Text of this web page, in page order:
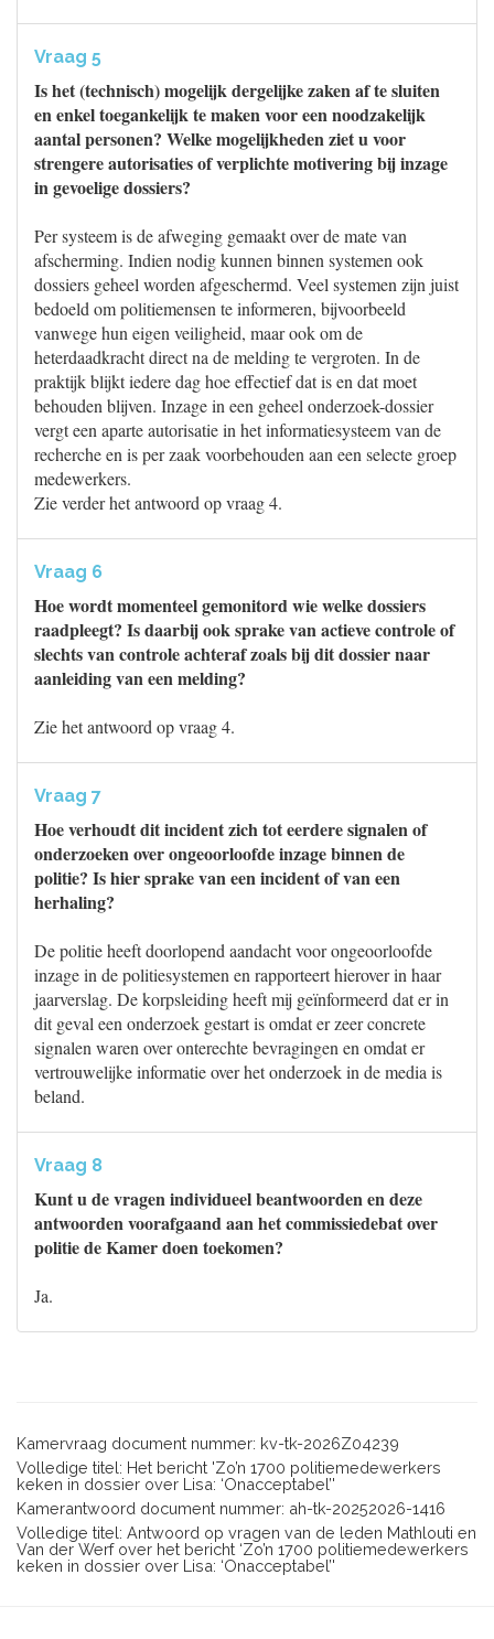
Vraag 5
Is het (technisch) mogelijk dergelijke zaken af te sluiten
en enkel toegankelijk te maken voor een noodzakelijk
aantal personen? Welke mogelijkheden ziet u voor
strengere autorisaties of verplichte motivering bij inzage
in gevoelige dossiers?
Per systeem is de afweging gemaakt over de mate van
afscherming. Indien nodig kunnen binnen systemen ook
dossiers geheel worden afgeschermd. Veel systemen zijn juist
bedoeld om politiemensen te informeren, bijvoorbeeld
vanwege hun eigen veiligheid, maar ook om de
heterdaadkracht direct na de melding te vergroten. In de
praktijk blijkt iedere dag hoe effectief dat is en dat moet
behouden blijven. Inzage in een geheel onderzoek-dossier
vergt een aparte autorisatie in het informatiesysteem van de
recherche en is per zaak voorbehouden aan een selecte groep
medewerkers.
Zie verder het antwoord op vraag 4.
Vraag 6
Hoe wordt momenteel gemonitord wie welke dossiers
raadpleegt? Is daarbij ook sprake van actieve controle of
slechts van controle achteraf zoals bij dit dossier naar
aanleiding van een melding?
Zie het antwoord op vraag 4.
Vraag 7
Hoe verhoudt dit incident zich tot eerdere signalen of
onderzoeken over ongeoorloofde inzage binnen de
politie? Is hier sprake van een incident of van een
herhaling?
De politie heeft doorlopend aandacht voor ongeoorloofde
inzage in de politiesystemen en rapporteert hierover in haar
jaarverslag. De korpsleiding heeft mij geïnformeerd dat er in
dit geval een onderzoek gestart is omdat er zeer concrete
signalen waren over onterechte bevragingen en omdat er
vertrouwelijke informatie over het onderzoek in de media is
beland.
Vraag 8
Kunt u de vragen individueel beantwoorden en deze
antwoorden voorafgaand aan het commissiedebat over
politie de Kamer doen toekomen?
Ja.
Kamervraag document nummer: kv-tk-2026Z04239
Volledige titel: Het bericht 'Zo’n 1700 politiemedewerkers
keken in dossier over Lisa: ‘Onacceptabel’'
Kamerantwoord document nummer: ah-tk-20252026-1416
Volledige titel: Antwoord op vragen van de leden Mathlouti en
Van der Werf over het bericht ‘Zo’n 1700 politiemedewerkers
keken in dossier over Lisa: ‘Onacceptabel’'